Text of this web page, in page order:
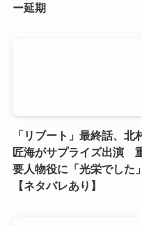
ー延期
「リブート」最終話、北
匠海がサプライズ出演
要人物役に「光栄でした」
【ネタバレあり】